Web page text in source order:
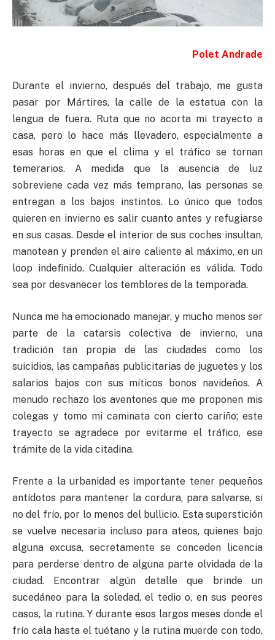
Polet Andrade
Durante el invierno, después del trabajo, me gusta
pasar por Mártires, la calle de la estatua con la
lengua de fuera. Ruta que no acorta mi trayecto a
casa, pero lo hace más llevadero, especialmente a
esas horas en que el clima y el tráfico se tornan
temerarios. A medida que la ausencia de luz
sobreviene cada vez más temprano, las personas se
entregan a los bajos instintos. Lo único que todos
quieren en invierno es salir cuanto antes y refugiarse
en sus casas. Desde el interior de sus coches insultan,
manotean y prenden el aire caliente al máximo, en un
loop indefinido. Cualquier alteración es válida. Todo
sea por desvanecer los temblores de la temporada.
Nunca me ha emocionado manejar, y mucho menos ser
parte de la catarsis colectiva de invierno, una
tradición tan propia de las ciudades como los
suicidios, las campañas publicitarias de juguetes y los
salarios bajos con sus míticos bonos navideños. A
menudo rechazo los aventones que me proponen mis
colegas y tomo mi caminata con cierto cariño; este
trayecto se agradece por evitarme el tráfico, ese
trámite de la vida citadina.
Frente a la urbanidad es importante tener pequeños
antídotos para mantener la cordura, para salvarse, si
no del frío, por lo menos del bullicio. Esta superstición
se vuelve necesaria incluso para ateos, quienes bajo
alguna excusa, secretamente se conceden licencia
para perderse dentro de alguna parte olvidada de la
ciudad. Encontrar algún detalle que brinde un
sucedáneo para la soledad, el tedio o, en sus peores
casos, la rutina. Y durante esos largos meses donde el
frío cala hasta el tuétano y la rutina muerde con todo,